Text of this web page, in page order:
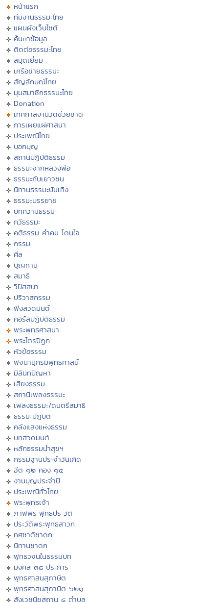
หน้าแรก
ทีมงานธรรมะไทย
แผนผังเว็บไซต์
ค้นหาข้อมูล
ติดต่อธรรมะไทย
สมุดเยี่ยม
เครือข่ายธรรมะ
สัญลักษณ์ไทย
มุมสมาชิกธรรมะไทย
Donation
เทศกาลงานวัดช่วยชาติ
การเผยแผ่ศาสนา
ประเพณีไทย
บอกบุญ
สถานปฏิบัติธรรม
ธรรมะจากหลวงพ่อ
ธรรมะกับเยาวชน
นิทานธรรมะบันเทิง
ธรรมะบรรยาย
บทความธรรมะ
กวีธรรมะ
คติธรรม คำคม โดนใจ
กรรม
ศีล
บุญทาน
สมาธิ
วิปัสสนา
ปริวาสกรรม
ฟังสวดมนต์
คอร์สปฏิบัติธรรม
พระพุทธศาสนา
พระไตรปิฏก
หัวข้อธรรม
พจนานุกรมพุทธศาสน์
มิลินทปัญหา
เสียงธรรม
สถานีเพลงธรรมะ
เพลงธรรมะ/ดนตรีสมาธิ
ธรรมะปฏิบัติ
คลังแสงแห่งธรรม
บทสวดมนต์
หลักธรรมนำสุขฯ
กรรมฐานประจำวันเกิด
ฮีต ๑๒ คอง ๑๔
งานบุญประจำปี
ประเพณีทั่วไทย
พระพุทธเจ้า
ภาพพระพุทธประวัติ
ประวัติพระพุทธสาวก
ทศชาติชาดก
นิทานชาดก
พุทธวจนในธรรมบท
มงคล ๓๘ ประการ
พุทธศาสนสุภาษิต
พุทธศาสนสุภาษิต ๖๒๑
สังเวชนียสถาน ๔ ตำบล